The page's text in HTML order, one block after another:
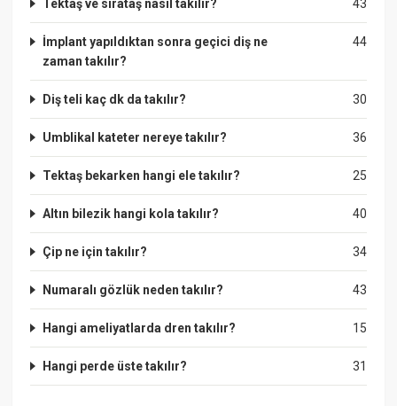
43
Tektaş ve sırataş nasıl takılır?
44
İmplant yapıldıktan sonra geçici diş ne
zaman takılır?
30
Diş teli kaç dk da takılır?
36
Umblikal kateter nereye takılır?
25
Tektaş bekarken hangi ele takılır?
40
Altın bilezik hangi kola takılır?
34
Çip ne için takılır?
43
Numaralı gözlük neden takılır?
15
Hangi ameliyatlarda dren takılır?
31
Hangi perde üste takılır?